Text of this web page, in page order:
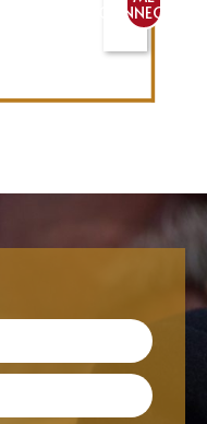
CONNECTER